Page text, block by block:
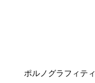
ポルノグラフィティ